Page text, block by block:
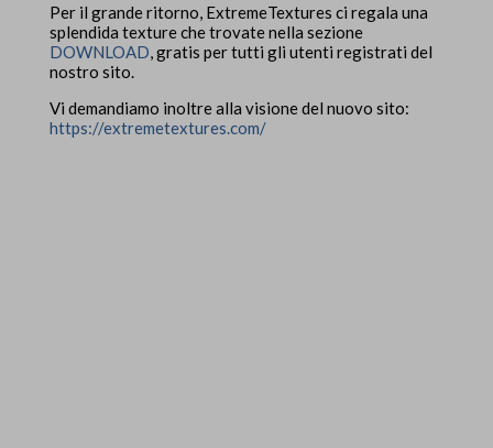
Per il grande ritorno, ExtremeTextures ci regala una
splendida texture che trovate nella sezione
DOWNLOAD , gratis per tutti gli utenti registrati del
nostro sito.
Vi demandiamo inoltre alla visione del nuovo sito:
https://extremetextures.com/